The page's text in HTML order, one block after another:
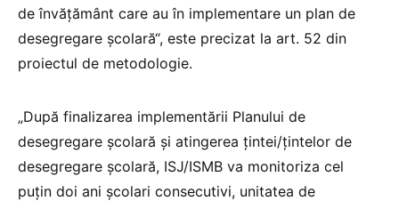
de învățământ care au în implementare un plan de
desegregare școlară“, este precizat la art. 52 din
proiectul de metodologie.
„După finalizarea implementării Planului de
desegregare școlară și atingerea țintei/țintelor de
desegregare școlară, ISJ/ISMB va monitoriza cel
puțin doi ani școlari consecutivi, unitatea de